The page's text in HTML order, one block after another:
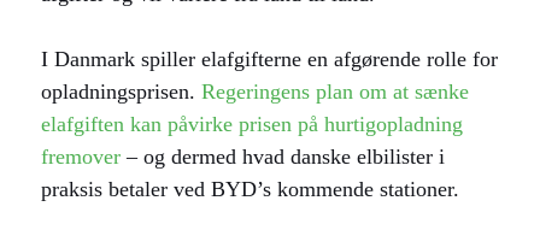
I Danmark spiller elafgifterne en afgørende rolle for
opladningsprisen. Regeringens plan om at sænke
elafgiften kan påvirke prisen på hurtigopladning
fremover – og dermed hvad danske elbilister i
praksis betaler ved BYD’s kommende stationer.